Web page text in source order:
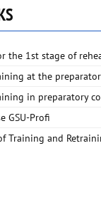
the 1st stage of
at the
in preparatory
GSU-Profi
Training and